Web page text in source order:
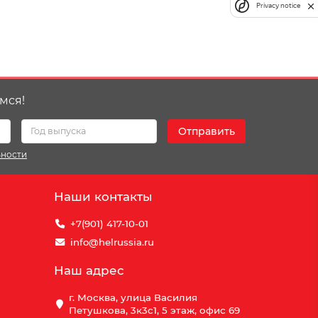
Отправить
Наши контакты
+7(901) 417-10-01
info@helrussia.ru
Наш адрес
г. Москва, улица Василия
Петушкова, 3к3c1, 5 этаж, офис 69
Privacy notice